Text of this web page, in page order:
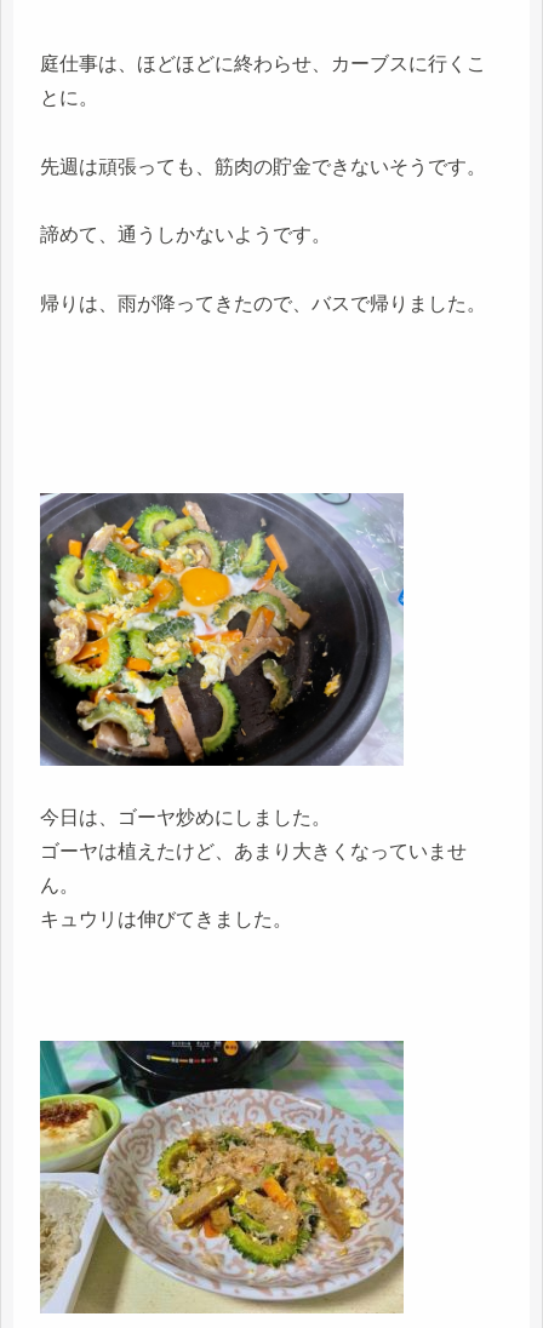
庭仕事は、ほどほどに終わらせ、カーブスに行くこ
とに。
先週は頑張っても、筋肉の貯金できないそうです。
諦めて、通うしかないようです。
帰りは、雨が降ってきたので、バスで帰りました。
今日は、ゴーヤ炒めにしました。
ゴーヤは植えたけど、あまり大きくなっていませ
ん。
キュウリは伸びてきました。